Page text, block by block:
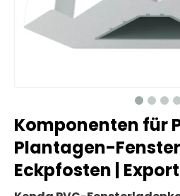
Komponenten für
Plantagen-
Eckpfosten |